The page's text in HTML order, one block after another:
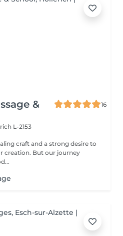
&
16
L-2153
craft and a strong desire to
creation. But our journey